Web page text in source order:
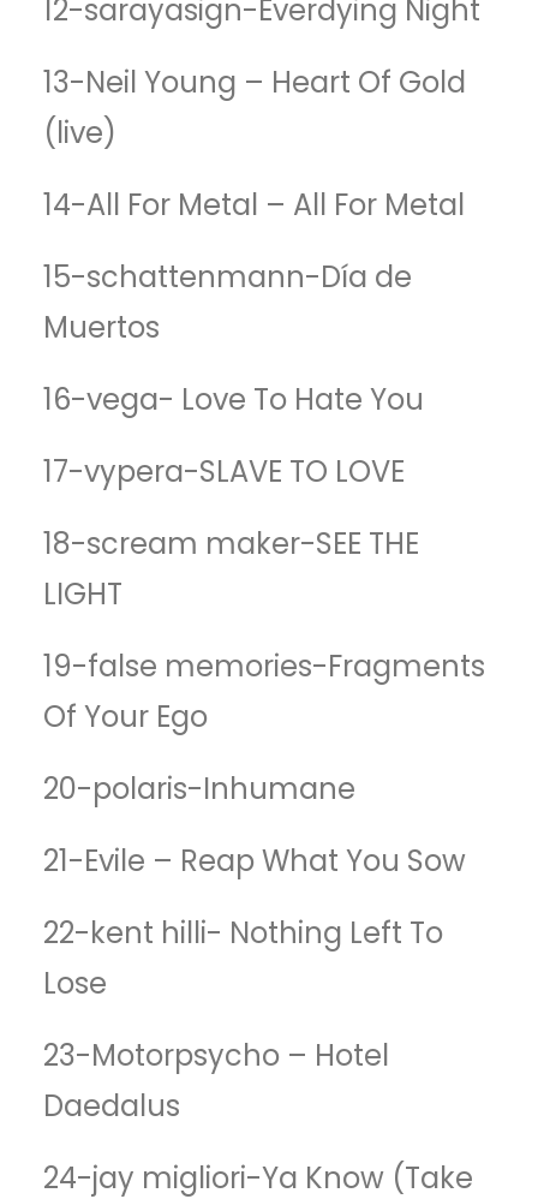
12-sarayasign-Everdying Night
13-Neil Young – Heart Of Gold
(live)
14-All For Metal – All For Metal
15-schattenmann-Día de
Muertos
16-vega- Love To Hate You
17-vypera-SLAVE TO LOVE
18-scream maker-SEE THE
LIGHT
19-false memories-Fragments
Of Your Ego
20-polaris-Inhumane
21-Evile – Reap What You Sow
22-kent hilli- Nothing Left To
Lose
23-Motorpsycho – Hotel
Daedalus
24-jay migliori-Ya Know (Take